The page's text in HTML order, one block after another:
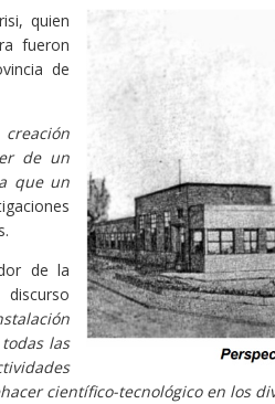
quien
fueron
de
creación
de un
que un
de la
las
científico-tecnológico en los